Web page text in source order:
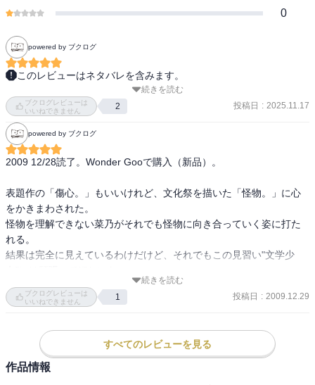
0
powered by ブクログ
このレビューはネタバレを含みます。
菜乃ちゃんは不思議な魅力の持ち主だと再認識した傷心でした。
菜乃ちゃんって読み始めて中盤くらいまでは本当に苦手意識が先行
してしまう珍しいヒロインだと思います。何でしょうね、光が強す
ぎる故に無粋に感じるのでしょうか。人の心の柔らかいところにズ
ケズケ入り込んで、楽観的な言葉で心を踏み荒らされるような。
彼女が嫌な性格なら良かったのに、これが100の善意だからタチが悪
でも、菜乃ちゃんはしっかり「ごめんなさい」ができる子なんです
よね。本当に凄い。ごめんなさいってありがとうより勇気がいる言
葉ですよ。
だからこそ、物語の中で成長していく菜乃ちゃんを応援したくなる
のでしょうね。
今回のテーマはみずうみでしたが、まだしっかり読んだことのない
お話なので今度読んでみたいと思います。
続きを読む
ブクログレビューは
いいねできません
2 投稿日 : 2025.11.17
powered by ブクログ
2009 12/28読了。Wonder Gooで購入（新品）。
表題作の「傷心。」もいいけれど、文化祭を描いた「怪物。」に心
をかきまわされた。
怪物を理解できない菜乃がそれでも怪物に向き合っていく姿に打た
れる。
結果は完全に見えているわけだけど、それでもこの見習い"文学少
怪物を知って、そういう愛もあるなんて受け入れるよりも、理解で
きず時に怯えながらも友達になりたいと言い、先に進むとも言った
続きを読む
ブクログレビューは
いいねできません
1 投稿日 : 2009.12.29
すべてのレビューを見る
作品情報